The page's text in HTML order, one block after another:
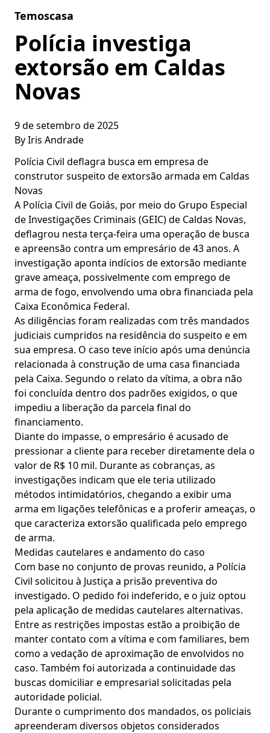
Temoscasa
Polícia investiga
extorsão em Caldas
Novas
9 de setembro de 2025
ByIris Andrade
Polícia Civil deflagra busca em empresa de
construtor suspeito de extorsão armada em Caldas
Novas
A Polícia Civil de Goiás, por meio do Grupo Especial
de Investigações Criminais (GEIC) de Caldas Novas,
deflagrou nesta terça-feira uma operação de busca
e apreensão contra um empresário de 43 anos. A
investigação aponta indícios de extorsão mediante
grave ameaça, possivelmente com emprego de
arma de fogo, envolvendo uma obra financiada pela
Caixa Econômica Federal.
As diligências foram realizadas com três mandados
judiciais cumpridos na residência do suspeito e em
sua empresa. O caso teve início após uma denúncia
relacionada à construção de uma casa financiada
pela Caixa. Segundo o relato da vítima, a obra não
foi concluída dentro dos padrões exigidos, o que
impediu a liberação da parcela final do
financiamento.
Diante do impasse, o empresário é acusado de
pressionar a cliente para receber diretamente dela o
valor de R$ 10 mil. Durante as cobranças, as
investigações indicam que ele teria utilizado
métodos intimidatórios, chegando a exibir uma
arma em ligações telefônicas e a proferir ameaças, o
que caracteriza extorsão qualificada pelo emprego
de arma.
Medidas cautelares e andamento do caso
Com base no conjunto de provas reunido, a Polícia
Civil solicitou à Justiça a prisão preventiva do
investigado. O pedido foi indeferido, e o juiz optou
pela aplicação de medidas cautelares alternativas.
Entre as restrições impostas estão a proibição de
manter contato com a vítima e com familiares, bem
como a vedação de aproximação de envolvidos no
caso. Também foi autorizada a continuidade das
buscas domiciliar e empresarial solicitadas pela
autoridade policial.
Durante o cumprimento dos mandados, os policiais
apreenderam diversos objetos considerados